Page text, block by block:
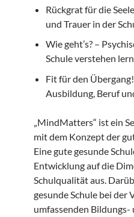
Rückgrat für die
und Trauer in der
Wie geht’s? –
Schule verstehen
Fit für den
Ausbildung, Beruf
„MindMatters“ ist ein
mit dem Konzept der
Eine gute gesunde
Entwicklung auf die
Schulqualität aus.
gesunde Schule bei der
umfassenden